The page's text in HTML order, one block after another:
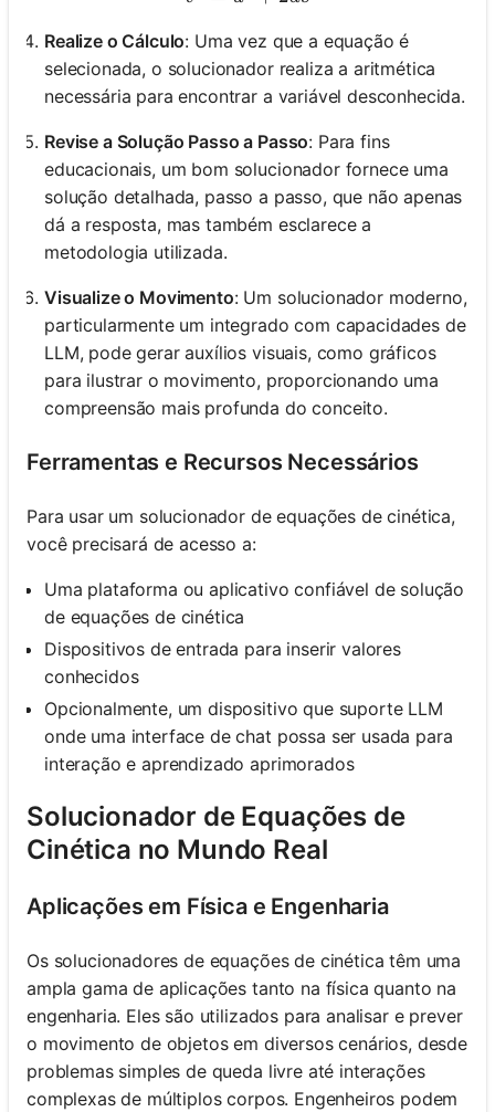
Realize o Cálculo: Uma vez que a equação é
selecionada, o solucionador realiza a aritmética
necessária para encontrar a variável desconhecida.
Revise a Solução Passo a Passo: Para fins
educacionais, um bom solucionador fornece uma
solução detalhada, passo a passo, que não apenas
dá a resposta, mas também esclarece a
metodologia utilizada.
Visualize o Movimento: Um solucionador moderno,
particularmente um integrado com capacidades de
LLM, pode gerar auxílios visuais, como gráficos
para ilustrar o movimento, proporcionando uma
compreensão mais profunda do conceito.
Ferramentas e Recursos Necessários
Para usar um solucionador de equações de cinética,
você precisará de acesso a:
Uma plataforma ou aplicativo confiável de solução
de equações de cinética
Dispositivos de entrada para inserir valores
conhecidos
Opcionalmente, um dispositivo que suporte LLM
onde uma interface de chat possa ser usada para
interação e aprendizado aprimorados
Solucionador de Equações de
Cinética no Mundo Real
Aplicações em Física e Engenharia
Os solucionadores de equações de cinética têm uma
ampla gama de aplicações tanto na física quanto na
engenharia. Eles são utilizados para analisar e prever
o movimento de objetos em diversos cenários, desde
problemas simples de queda livre até interações
complexas de múltiplos corpos. Engenheiros podem